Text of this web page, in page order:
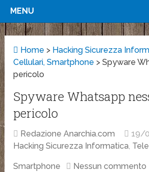
MENU
Home > Hacking Sicurezza
Cellulari, Smartphone >Spyware
pericolo
Spyware Whatsapp
pericolo
Redazione Anarchia.com
19/
Hacking Sicurezza Informatica,
Smartphone Nessun commento